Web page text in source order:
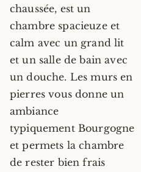
chaussée, est un
chambre spacieuze et
calm avec un grand lit
et un salle de bain avec
un douche. Les murs en
pierres vous donne un
ambiance
typiquement Bourgogne
et permets la chambre
de rester bien frais